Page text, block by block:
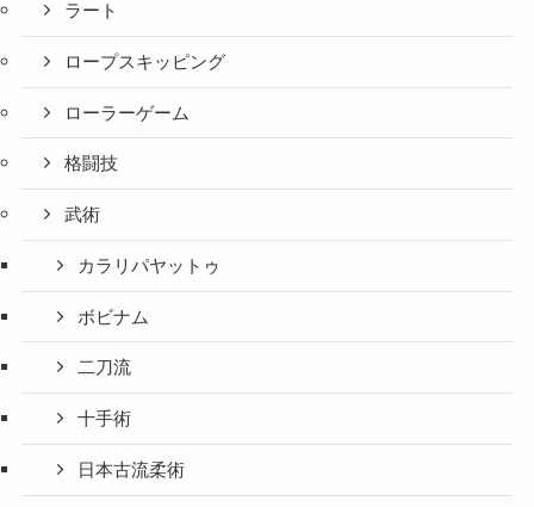
ラート
ロープスキッピング
ローラーゲーム
格闘技
武術
カラリパヤットゥ
ボビナム
二刀流
十手術
日本古流柔術